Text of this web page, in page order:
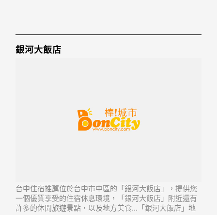
銀河大飯店
台中住宿推薦位於台中市中區的「銀河大飯店」，提供您
一個優質享受的住宿休息環境，「銀河大飯店」附近還有
許多的休閒旅遊景點，以及地方美食...「銀河大飯店」地